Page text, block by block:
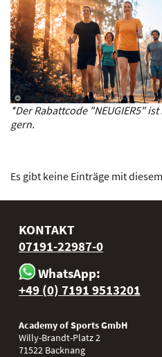
*Der Rabattcode "NEUGIER5"
gern.
Es gibt keine Einträge mit
KONTAKT
07191-22987-0
WhatsApp:
+49 (0) 7191 9513201
Academy of Sports GmbH
Willy-Brandt-Platz 2
71522 Backnang